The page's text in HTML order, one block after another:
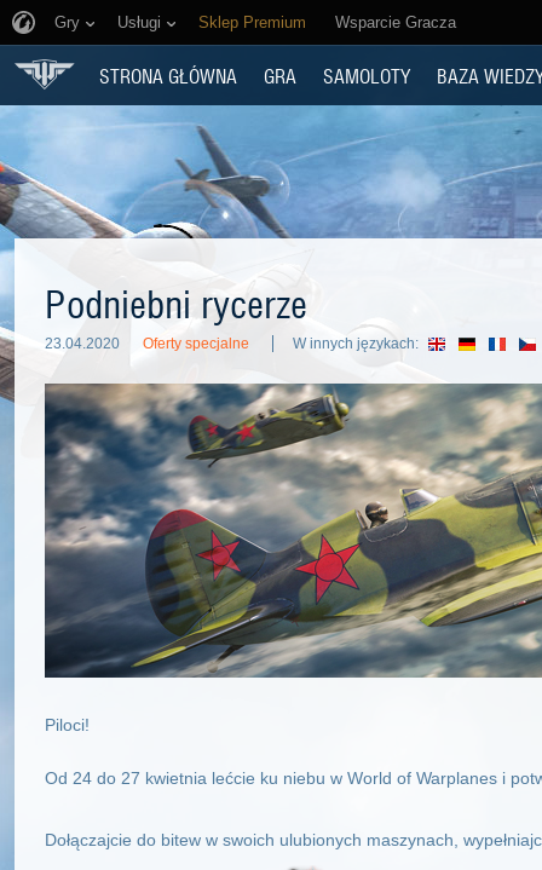
Gry Usługi Sklep Premium Wsparcie Gracza
STRONA GŁÓWNA GRA SAMOLOTY BAZA
Podniebni rycerze
23.04.2020 Oferty specjalne W innych językach:
Piloci!
Od 24 do 27 kwietnia lećcie ku niebu w World of Warplanes i
Dołączajcie do bitew w swoich ulubionych maszynach,